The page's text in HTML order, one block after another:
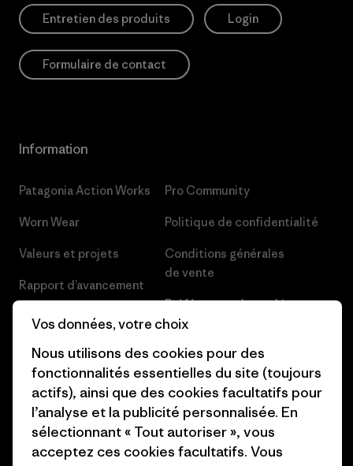
Entretien des produits Login
Formulaire de contact
Information
Patagonia Action Works
Worn Wear
Valeurs et projets
Rapport d’avancement
Business Unusual
Objectifs climatiques
1% For The Planet
Comment nous finançons
Pro Community
Politique de confidentialité
Conditions générales
de vente
Préférences de cookie
Presse et media
Industry program
Programme d’affiliation
Patagonia France Plan du site
Vos données, votre choix
Nous utilisons des cookies pour des
fonctionnalités essentielles du site (toujours
actifs), ainsi que des cookies facultatifs pour
l’analyse et la publicité personnalisée. En
sélectionnant « Tout autoriser », vous
acceptez ces cookies facultatifs. Vous